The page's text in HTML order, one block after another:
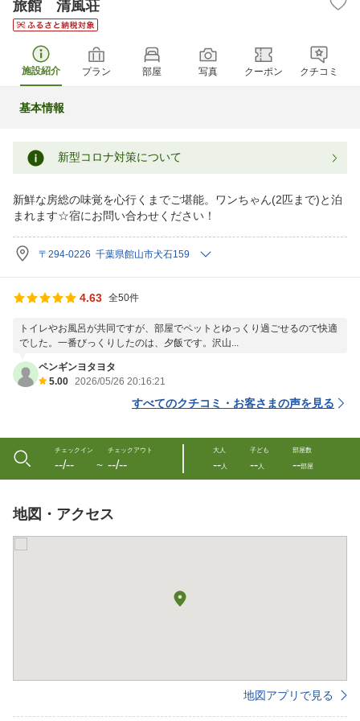
旅館 清風荘
施設紹介 プラン 部屋 写真 クーポン クチコミ
基本情報
新型コロナ対策について
新鮮な房総の味覚を心行くまでご堪能。ワンちゃん(2匹まで)と泊
まれます☆宿にお問い合わせください！
〒294-0226 千葉県館山市犬石159
4.63 全50件
トイレやお風呂が共同ですが、部屋でペットとゆっくり過ごせるので快適
でした。一番びっくりしたのは、夕飯です。沢山...
ペンギンヨタヨタ
5.00 2026/05/26 20:16:21
すべてのクチコミ・お客さまの声を見る
チェックイン
--/-- 〜
チェックアウト
--/--
大人
--人
子ども
--人
部屋数
--部屋
地図・アクセス
地図アプリで見る